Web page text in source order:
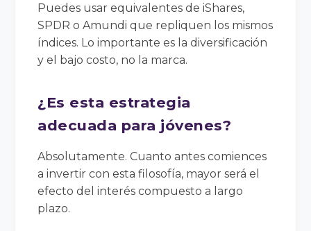
Puedes usar equivalentes de iShares,
SPDR o Amundi que repliquen los mismos
índices. Lo importante es la diversificación
y el bajo costo, no la marca.
¿Es esta estrategia
adecuada para jóvenes?
Absolutamente. Cuanto antes comiences
a invertir con esta filosofía, mayor será el
efecto del interés compuesto a largo
plazo.